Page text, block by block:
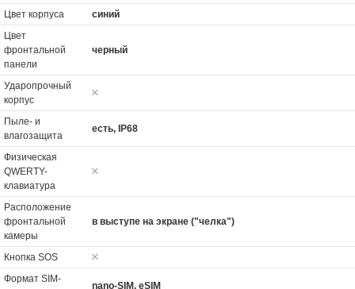
Цвет корпуса
синий
Цвет
фронтальной
панели
черный
Ударопрочный
корпус
Пыле- и
влагозащита
есть, IP68
Физическая
QWERTY-
клавиатура
Расположение
фронтальной
камеры
в выступе на экране ("челка")
Кнопка SOS
Формат SIM-
nano-SIM, eSIM